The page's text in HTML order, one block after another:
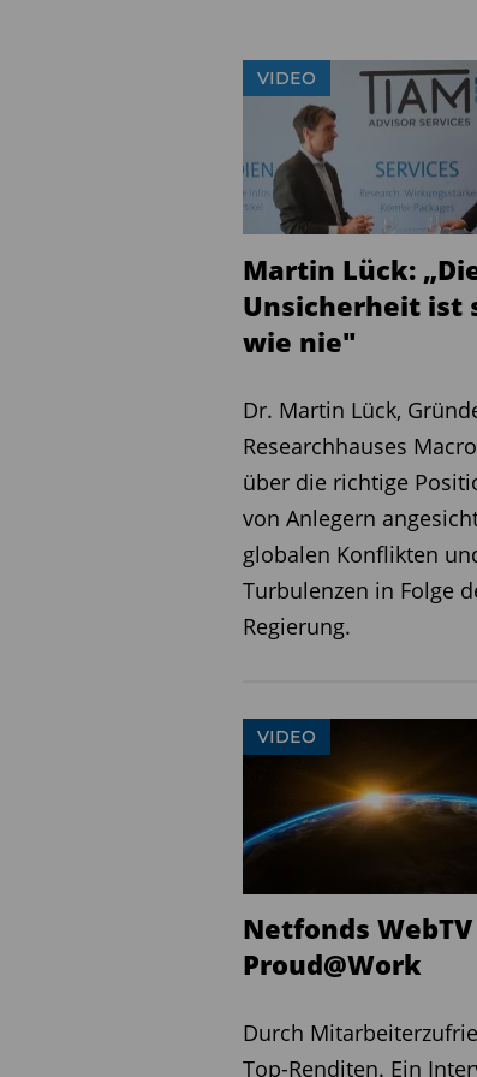
VIDEO
Martin Lück:
Unsicherheit ist
wie nie"
Dr. Martin Lück,
Researchhauses
über die richtige
von Anlegern
globalen Konflikten
Turbulenzen in Folge
Regierung.
VIDEO
Netfonds WebTV
Proud@Work
Durch
Top-Renditen. Ein